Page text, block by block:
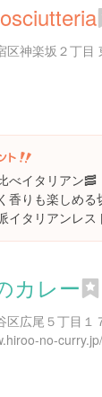
べイタリアン🥓
香りも楽しめ
イタリアンレス
カレー
区広尾５丁目１
no-curry.jp/